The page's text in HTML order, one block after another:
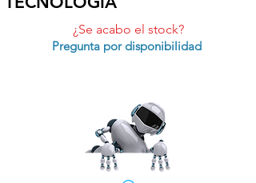
¿Se acabo el stock?
Pregunta por disponibilidad